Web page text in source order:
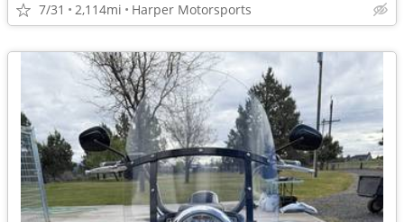
7/31 2,114mi Harper Motorsports